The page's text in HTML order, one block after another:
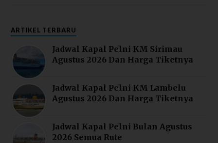
ARTIKEL TERBARU
Jadwal Kapal Pelni KM Sirimau
Agustus 2026 Dan Harga Tiketnya
Jadwal Kapal Pelni KM Lambelu
Agustus 2026 Dan Harga Tiketnya
Jadwal Kapal Pelni Bulan Agustus
2026 Semua Rute